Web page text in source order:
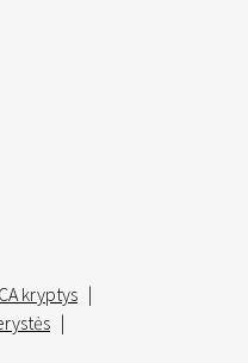
kryptys |
|